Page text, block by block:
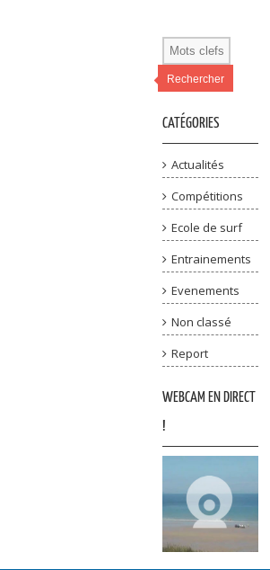
Rechercher
CATÉGORIES
Actualités
Compétitions
Ecole de surf
Entrainements
Evenements
Non classé
Report
WEBCAM EN DIRECT
!